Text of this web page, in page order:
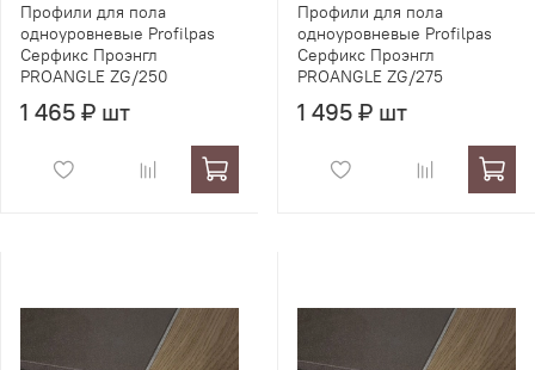
Профили для пола
одноуровневые Profilpas
Серфикс Проэнгл
PROANGLE ZG/250
1 465 ₽ шт
Профили для пола
одноуровневые Profilpas
Серфикс Проэнгл
PROANGLE ZG/275
1 495 ₽ шт